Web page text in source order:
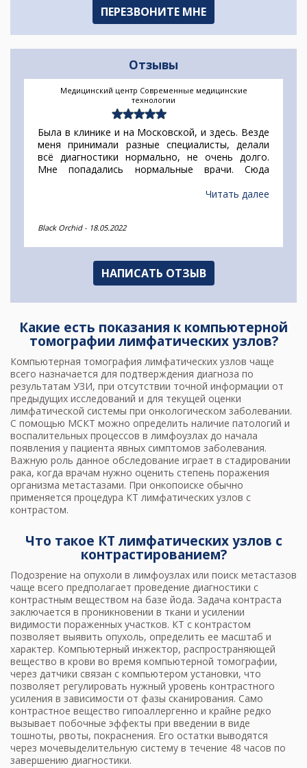
Отзывы
Медицинский центр Современные медицинские
технологии
Была в клинике и на Московской, и здесь. Везде
меня принимали разные специалисты, делали
всё диагностики нормально, не очень долго.
Мне попадались нормальные врачи. Сюда
сутки, но администратор об этом предупредила.
областей, которых нет у большинства клиник.
Читать далее
Black Orchid - 18.05.2022
НАПИСАТЬ ОТЗЫВ
Какие есть показания к компьютерной
томографии лимфатических узлов?
Компьютерная томография лимфатических узлов чаще
всего назначается для подтверждения диагноза по
результатам УЗИ, при отсутствии точной информации от
предыдущих исследований и для текущей оценки
лимфатической системы при онкологическом заболевании.
С помощью МСКТ можно определить наличие патологий и
воспалительных процессов в лимфоузлах до начала
появления у пациента явных симптомов заболевания.
Важную роль данное обследование играет в стадировании
рака, когда врачам нужно оценить степень поражения
организма метастазами. При онкопоиске обычно
применяется процедура КТ лимфатических узлов с
контрастом.
Что такое КТ лимфатических узлов с
контрастированием?
Подозрение на опухоли в лимфоузлах или поиск метастазов
чаще всего предполагает проведение диагностики с
контрастным веществом на базе йода. Задача контраста
заключается в проникновении в ткани и усилении
видимости пораженных участков. КТ с контрастом
позволяет выявить опухоль, определить ее масштаб и
характер. Компьютерный инжектор, распространяющей
вещество в крови во время компьютерной томографии,
через датчики связан с компьютером установки, что
позволяет регулировать нужный уровень контрастного
усиления в зависимости от фазы сканирования. Само
контрастное вещество гипоаллергенно и крайне редко
вызывает побочные эффекты при введении в виде
тошноты, рвоты, покраснения. Его остатки выводятся
через мочевыделительную систему в течение 48 часов по
завершению диагностики.